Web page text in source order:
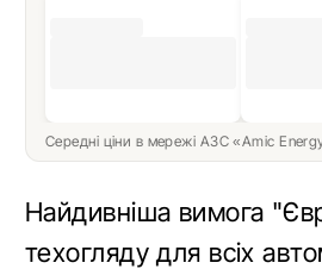
Середні ціни в мережі АЗС «Amic
Найдивніша вимога
техогляду для всіх